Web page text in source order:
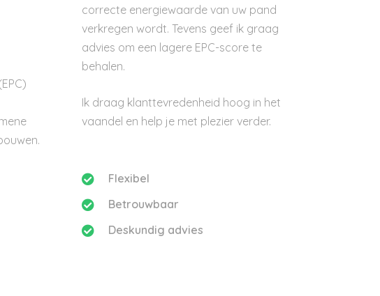
correcte energiewaarde van uw pand
verkregen wordt. Tevens geef ik graag
advies om een lagere EPC-score te
behalen.
Ik draag klanttevredenheid hoog in het
vaandel en help je met plezier verder.
Flexibel
Betrouwbaar
Deskundig advies